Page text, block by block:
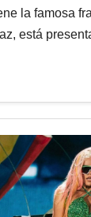
la famosa
está